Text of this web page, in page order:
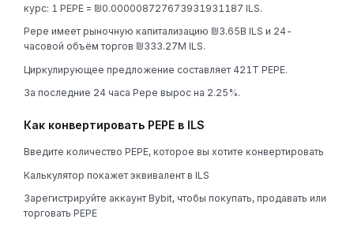
курс: 1 PEPE = ₪0.000008727673931931187 ILS.
Pepe имеет рыночную капитализацию ₪3.65B ILS и 24-
часовой объём торгов ₪333.27M ILS.
Циркулирующее предложение составляет 421T PEPE.
За последние 24 часа Pepe вырос на 2.25%.
Как конвертировать PEPE в ILS
Введите количество PEPE, которое вы хотите конвертировать
Калькулятор покажет эквивалент в ILS
Зарегистрируйте аккаунт Bybit, чтобы покупать, продавать или
торговать PEPE